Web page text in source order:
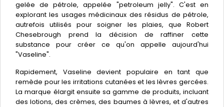
gelée de pétrole, appelée "petroleum jelly". C'est en
explorant les usages médicinaux des résidus de pétrole,
autrefois utilisés pour soigner les plaies, que Robert
Chesebrough prend la décision de raffiner cette
substance pour créer ce qu'on appelle aujourd'hui
"Vaseline".
Rapidement, Vaseline devient populaire en tant que
remède pour les irritations cutanées et les lèvres gercées.
La marque élargit ensuite sa gamme de produits, incluant
des lotions, des crèmes, des baumes à lèvres, et d'autres